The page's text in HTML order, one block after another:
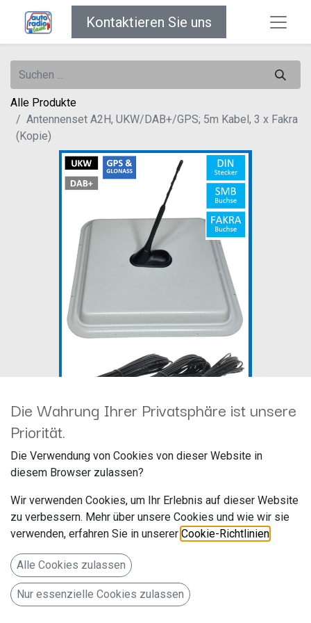
Kontaktieren Sie uns
Alle Produkte
Antennenset A2H, UKW/DAB+/GPS; 5m Kabel, 3 x Fakra
(Kopie)
Antennenset A2H,
UKW/DAB+/GPS; 5m Kabel, 3 x
Fakra (Kopie)
Artikelnummer: ATTB_3761_30
ATTB Antennentechnik Bad Blankenburg GmbH
Gewerbegebiet 2
Die Wahrung Ihrer Privatsphäre ist unsere
Priorität.
Die Verwendung von Cookies von dieser Website in
diesem Browser zulassen?
Wir verwenden Cookies, um Ihr Erlebnis auf dieser Website
zu verbessern. Mehr über unsere Cookies und wie wir sie
verwenden, erfahren Sie in unserer Cookie-Richtlinien
Alle Cookies zulassen
Nur essenzielle Cookies zulassen